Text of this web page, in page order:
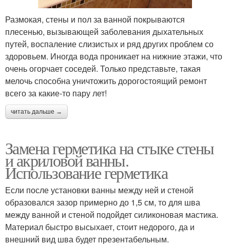
Размокая, стены и пол за ванной покрываются
плесенью, вызывающей заболевания дыхательных
путей, воспаление слизистых и ряд других проблем со
здоровьем. Иногда вода проникает на нижние этажи, что
очень огорчает соседей. Только представьте, такая
мелочь способна уничтожить дорогостоящий ремонт
всего за какие-то пару лет!
читать дальше →
Замена герметика на стыке стены
и акриловой ванны.
Использование герметика
Если после установки ванны между ней и стеной
образовался зазор примерно до 1,5 см, то для шва
между ванной и стеной подойдет силиконовая мастика.
Материал быстро высыхает, стоит недорого, да и
внешний вид шва будет презентабельным.